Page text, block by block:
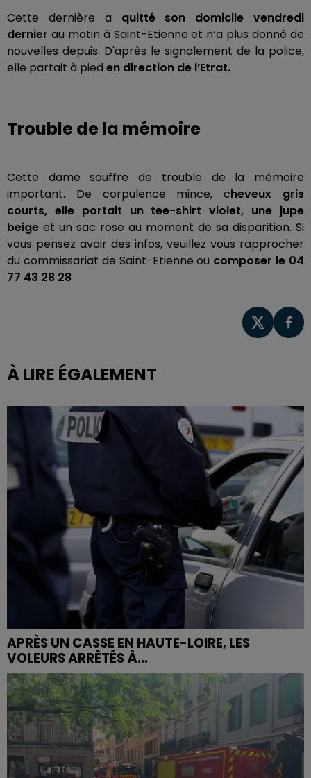
Cette dernière a quitté son domicile vendredi
dernier au matin à Saint-Etienne et n’a plus donné de
nouvelles depuis. D'après le signalement de la police,
elle partait à pied en direction de l’Etrat.
Trouble de la mémoire
Cette dame souffre de trouble de la mémoire
important. De corpulence mince, cheveux gris
courts, elle portait un tee-shirt violet, une jupe
beige et un sac rose au moment de sa disparition. Si
vous pensez avoir des infos, veuillez vous rapprocher
du commissariat de Saint-Etienne ou composer le 04
77 43 28 28
À LIRE ÉGALEMENT
APRÈS UN CASSE EN HAUTE-LOIRE, LES
VOLEURS ARRÊTÉS À...